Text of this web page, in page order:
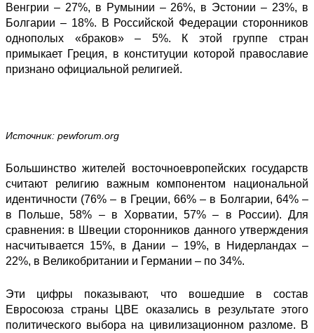
Венгрии – 27%, в Румынии – 26%, в Эстонии – 23%, в
Болгарии – 18%. В Российской Федерации сторонников
однополых «браков» – 5%. К этой группе стран
примыкает Греция, в конституции которой православие
признано официальной религией.
Источник: pewforum.org
Большинство жителей восточноевропейских государств
считают религию важным компонентом национальной
идентичности (76% – в Греции, 66% – в Болгарии, 64% –
в Польше, 58% – в Хорватии, 57% – в России). Для
сравнения: в Швеции сторонников данного утверждения
насчитывается 15%, в Дании – 19%, в Нидерландах –
22%, в Великобритании и Германии – по 34%.
Эти цифры показывают, что вошедшие в состав
Евросоюза страны ЦВЕ оказались в результате этого
политического выбора на цивилизационном разломе. В